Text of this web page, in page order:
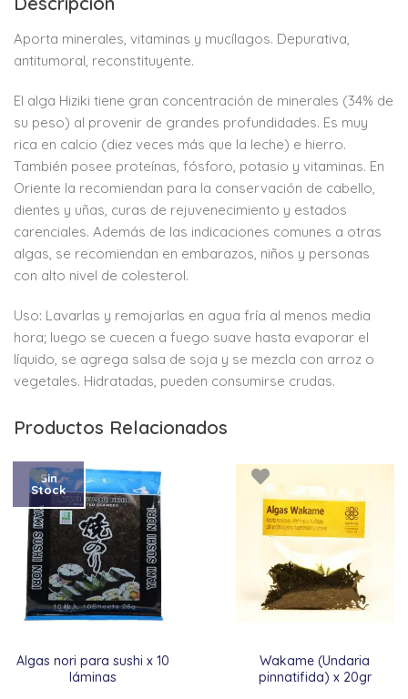
Aporta minerales, vitaminas y mucílagos. Depurativa,
antitumoral, reconstituyente.
El alga Hiziki tiene gran concentración de minerales (34% de
su peso) al provenir de grandes profundidades. Es muy
rica en calcio (diez veces más que la leche) e hierro.
También posee proteínas, fósforo, potasio y vitaminas. En
Oriente la recomiendan para la conservación de cabello,
dientes y uñas, curas de rejuvenecimiento y estados
carenciales. Además de las indicaciones comunes a otras
algas, se recomiendan en embarazos, niños y personas
con alto nivel de colesterol.
Uso: Lavarlas y remojarlas en agua fría al menos media
hora; luego se cuecen a fuego suave hasta evaporar el
líquido, se agrega salsa de soja y se mezcla con arroz o
vegetales. Hidratadas, pueden consumirse crudas.
Productos Relacionados
Algas nori para sushi x 10
láminas
Sin
Stock
Wakame (Undaria
pinnatifida) x 20gr